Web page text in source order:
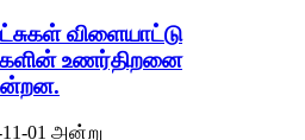
விளையாட்டு
உணர்திறனை
11-01 அன்று